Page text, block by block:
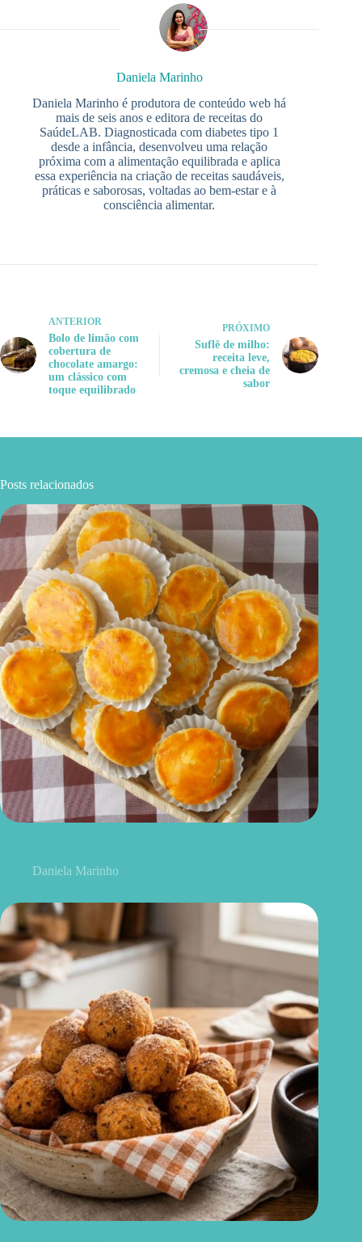
Daniela Marinho
Daniela Marinho é produtora de conteúdo web há
mais de seis anos e editora de receitas do
SaúdeLAB. Diagnosticada com diabetes tipo 1
desde a infância, desenvolveu uma relação
próxima com a alimentação equilibrada e aplica
essa experiência na criação de receitas saudáveis,
práticas e saborosas, voltadas ao bem-estar e à
consciência alimentar.
ANTERIOR
Bolo de limão com
cobertura de
chocolate amargo:
um clássico com
toque equilibrado
PRÓXIMO
Suflê de milho:
receita leve,
cremosa e cheia de
sabor
Posts relacionados
Daniela Marinho